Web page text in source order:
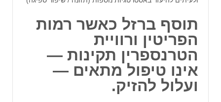
תוסף ברזל כאשר רמות
הפריטין ורוויית
הטרנספרין תקינות —
אינו טיפול מתאים —
ועלול להזיק.